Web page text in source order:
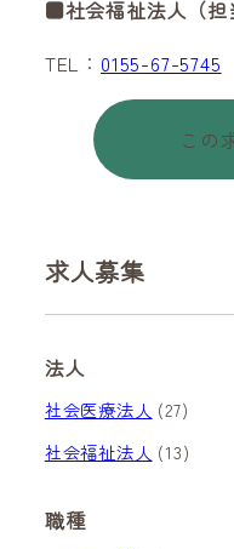
■社会福祉法人（担
TEL： 0155-67-5745
この
求人募集
法人
社会医療法人 (27)
社会福祉法人 (13)
職種